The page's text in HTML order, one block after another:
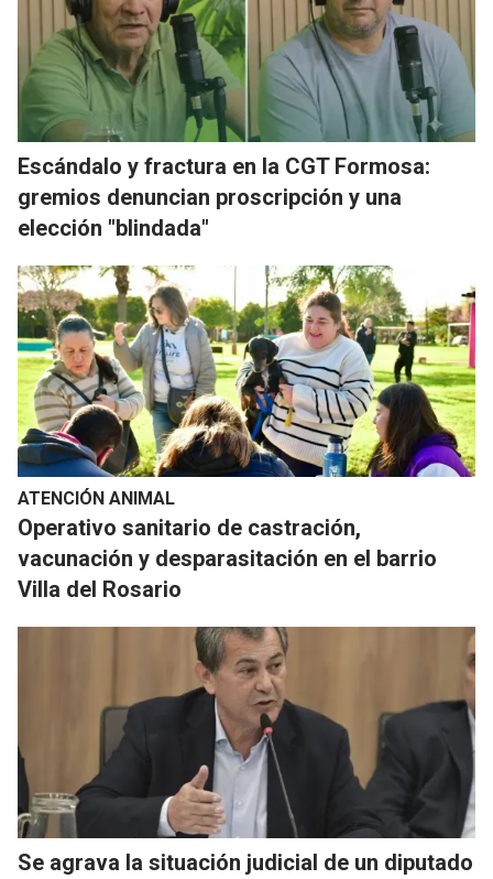
Escándalo y fractura en la CGT Formosa:
gremios denuncian proscripción y una
elección "blindada"
ATENCIÓN ANIMAL
Operativo sanitario de castración,
vacunación y desparasitación en el barrio
Villa del Rosario
Se agrava la situación judicial de un diputado